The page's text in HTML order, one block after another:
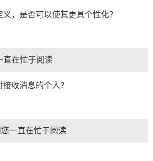
，是否可以使其更具个性化？
直在忙于阅读
收消息的个人？
一直在忙于阅读